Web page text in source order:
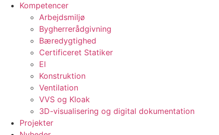
Kompetencer
Arbejdsmiljø
Bygherrerådgivning
Bæredygtighed
Certificeret Statiker
El
Konstruktion
Ventilation
VVS og Kloak
3D-visualisering og digital dokumentation
Projekter